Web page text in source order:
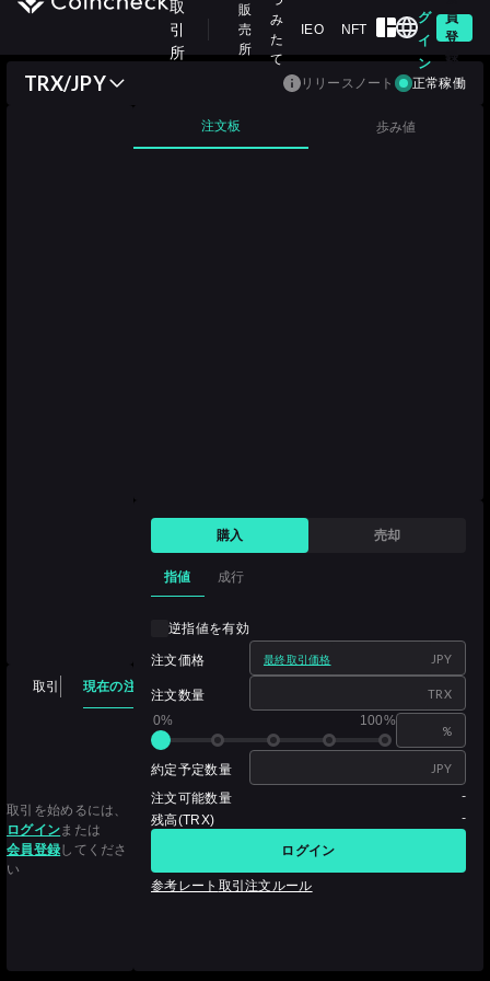
取
引
所
販
売
所
み
た
て
IEO NFT
グ
イ
ン
員
登
録
TRX/JPY リリースノート 正常稼働
取引 現在の注文 注文履歴
取引を始めるには、
ログインまたは
会員登録 してくださ
い
注文板 歩み値
購入 売却
指値 成行
逆指値を有効
注文価格 最終取引価格 JPY
注文数量 TRX
0% 100%
%
約定予定数量 JPY
注文可能数量 -
残高(TRX) -
ログイン
参考レート 取引注文ルール